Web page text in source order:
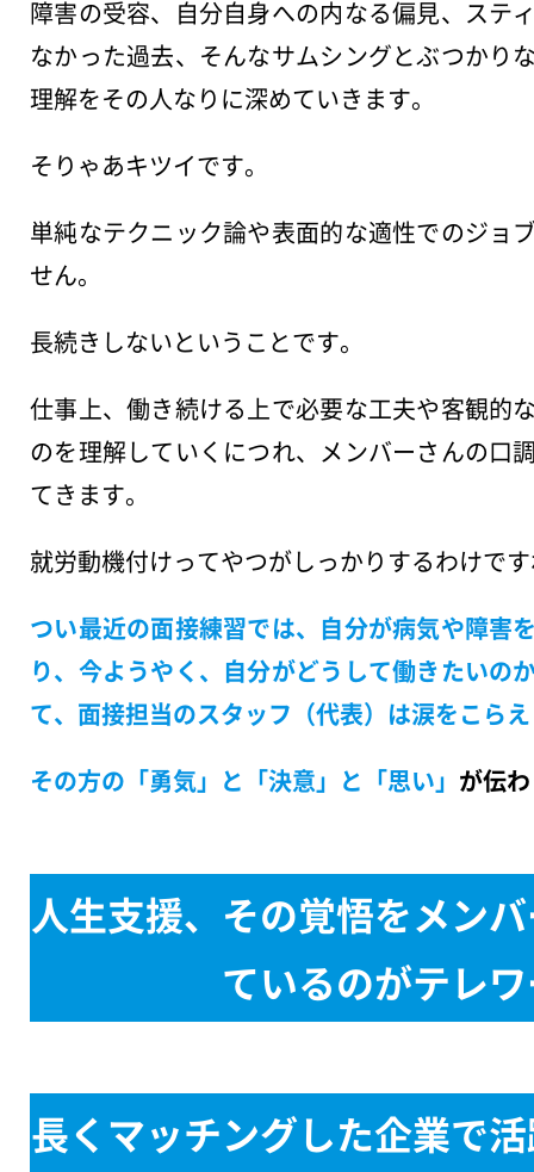
障害の受容、自分自身への内なる偏見、ステ
なかった過去、そんなサムシングとぶつかり
理解をその人なりに深めていきます。
そりゃあキツイです。
単純なテクニック論や表面的な適性でのジョ
せん。
長続きしないということです。
仕事上、働き続ける上で必要な工夫や客観的
のを理解していくにつれ、メンバーさんの口
てきます。
就労動機付けってやつがしっかりするわけで
つい最近の面接練習では、自分が病気や障害
り、今ようやく、自分がどうして働きたいの
て、面接担当のスタッフ（代表）は涙をこら
その方の「勇気」と「決意」と「思い」 が伝
人生支援、その覚悟をメン
ているのがテレ
長くマッチングした企業で